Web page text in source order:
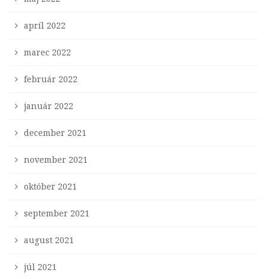
apríl 2022
marec 2022
február 2022
január 2022
december 2021
november 2021
október 2021
september 2021
august 2021
júl 2021